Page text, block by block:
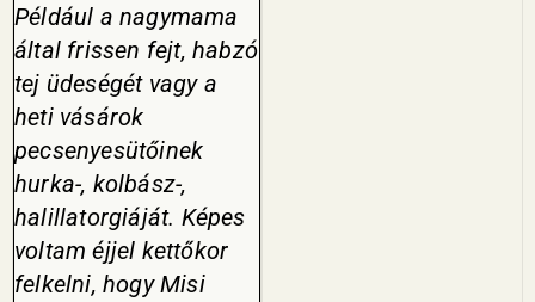
Például a nagymama
által frissen fejt, hab­zó
tej üdeségét vagy a
heti vásárok
pecsenyesütőinek
hurka-, kolbász-,
halillatorgiáját. Képes
voltam éjjel kettőkor
felkelni, hogy Misi